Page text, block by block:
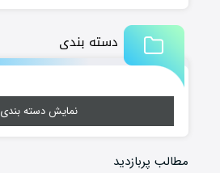
دسته بندی
نمایش دسته بندی
مطالب پربازدید